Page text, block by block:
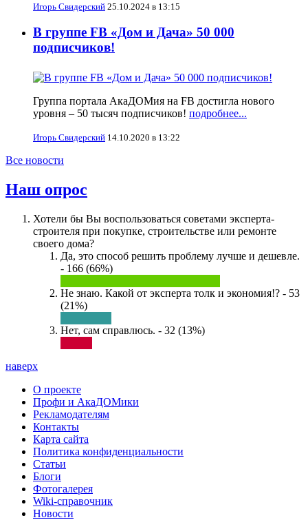
Игорь Свидерский 25.10.2024 в 13:15
В группе FB «Дом и Дача» 50 000
подписчиков!
Группа портала АкаДОМия на FB достигла нового
уровня – 50 тысяч подписчиков! подробнее...
Игорь Свидерский 14.10.2020 в 13:22
Все новости
Наш опрос
Хотели бы Вы воспользоваться советами эксперта-
строителя при покупке, строительстве или ремонте
своего дома?
Да, это способ решить проблему лучше и дешевле.
- 166 (66%)
Не знаю. Какой от эксперта толк и экономия!? - 53
(21%)
Нет, сам справлюсь. - 32 (13%)
наверх
О проекте
Профи и АкаДОМики
Рекламодателям
Контакты
Карта сайта
Политика конфиденциальности
Статьи
Блоги
Фотогалерея
Wiki-справочник
Новости